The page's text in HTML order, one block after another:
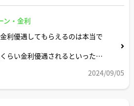
ン・金利
利優遇してもらえるのは本当で
らい金利優遇されるといった情
2024/09/05